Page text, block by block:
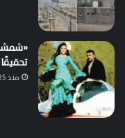
منذ 25 دقيقة